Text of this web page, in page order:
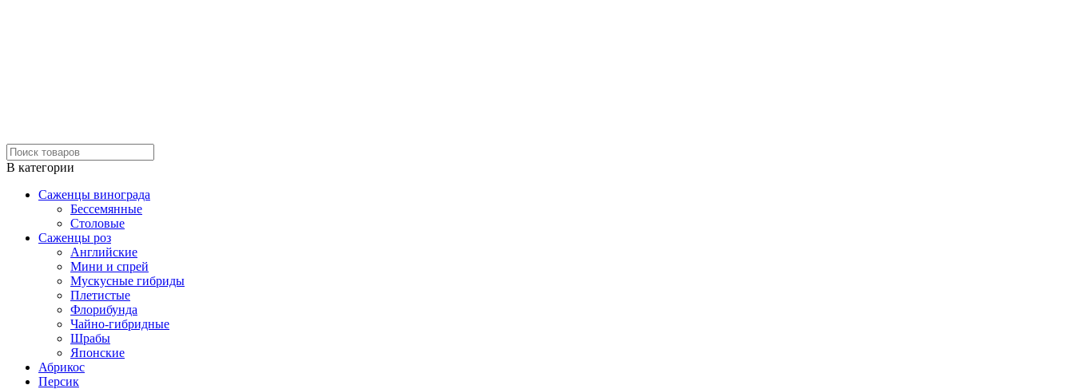
В категории
Саженцы винограда
Бессемянные
Столовые
Саженцы роз
Английские
Мини и спрей
Мускусные гибриды
Плетистые
Флорибунда
Чайно-гибридные
Шрабы
Японские
Абрикос
Персик